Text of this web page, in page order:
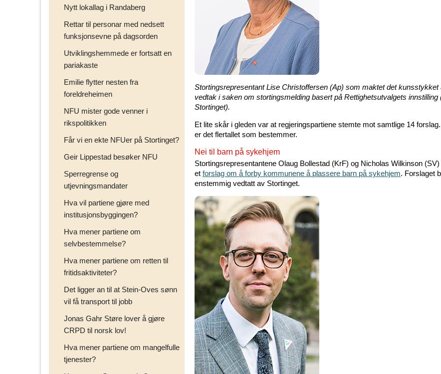
Nytt lokallag i Randaberg
Rettar til personar med nedsett
funksjonsevne på dagsorden
Utviklingshemmede er fortsatt en
pariakaste
Emilie flytter nesten fra
foreldreheimen
NFU mister gode venner i
rikspolitikken
Får vi en ekte NFUer på Stortinget?
Geir Lippestad besøker NFU
Sperregrense og
utjevningsmandater
Hva vil partiene gjøre med
institusjonsbyggingen?
Hva mener partiene om
selvbestemmelse?
Hva mener partiene om retten til
fritidsaktiviteter?
Det ligger an til at Stein-Oves sønn
vil få transport til jobb
Jonas Gahr Støre lover å gjøre
CRPD til norsk lov!
Hva mener partiene om mangelfulle
tjenester?
Stortingsrepresentant Lise Christoffersen (Ap) som maktet det kunsstykket
vedtak i saken om stortingsmelding basert på Rettighetsutvalgets innstilling
Stortinget).
Et lite skår i gleden var at regjeringspartiene stemte mot samtlige 14
er det flertallet som bestemmer.
Nei til barn på sykehjem
Stortingsrepresentantene Olaug Bollestad (KrF) og Nicholas Wilkinson
et forslag om å forby kommunene å plassere barn på sykehjem. Forslaget
enstemmig vedtatt av Stortinget.